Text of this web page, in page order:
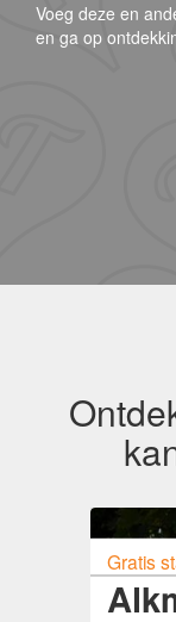
Voeg deze en
en ga op
Gratis